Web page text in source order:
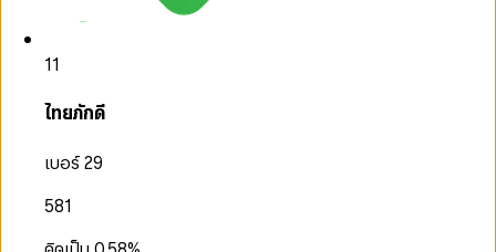
11
ไทยภักดี
เบอร์ 29
581